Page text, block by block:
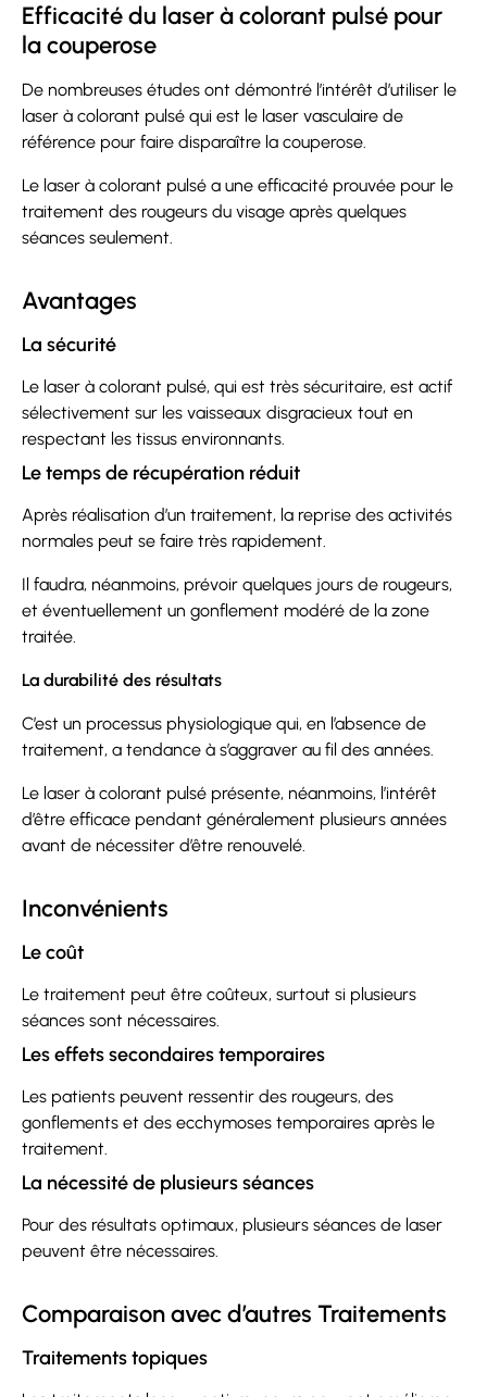
Efficacité du laser à colorant pulsé pour
la couperose
De nombreuses études ont démontré l’intérêt d’utiliser le
laser à colorant pulsé qui est le laser vasculaire de
référence pour faire disparaître la couperose.
Le laser à colorant pulsé a une efficacité prouvée pour le
traitement des rougeurs du visage après quelques
séances seulement.
Avantages
La sécurité
Le laser à colorant pulsé, qui est très sécuritaire, est actif
sélectivement sur les vaisseaux disgracieux tout en
respectant les tissus environnants.
Le temps de récupération réduit
Après réalisation d’un traitement, la reprise des activités
normales peut se faire très rapidement.
Il faudra, néanmoins, prévoir quelques jours de rougeurs,
et éventuellement un gonflement modéré de la zone
traitée.
La durabilité des résultats
C’est un processus physiologique qui, en l’absence de
traitement, a tendance à s’aggraver au fil des années.
Le laser à colorant pulsé présente, néanmoins, l’intérêt
d’être efficace pendant généralement plusieurs années
avant de nécessiter d’être renouvelé.
Inconvénients
Le coût
Le traitement peut être coûteux, surtout si plusieurs
séances sont nécessaires.
Les effets secondaires temporaires
Les patients peuvent ressentir des rougeurs, des
gonflements et des ecchymoses temporaires après le
traitement.
La nécessité de plusieurs séances
Pour des résultats optimaux, plusieurs séances de laser
peuvent être nécessaires.
Comparaison avec d’autres Traitements
Traitements topiques